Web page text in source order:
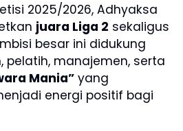
2025/2026, Adhyaksa
juara Liga 2 sekaligus
besar ini didukung
pelatih, manajemen, serta
Mania” yang
energi positif bagi